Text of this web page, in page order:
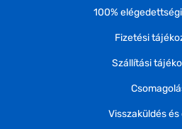
100%
Fizetési
Szállítási
Visszaküldés és